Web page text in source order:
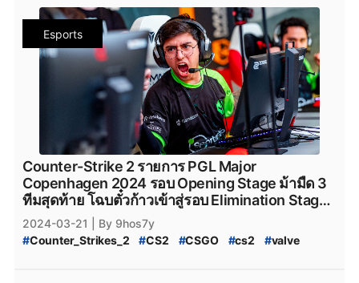
ข่าวหลุด_Counter_Strikes_2
Cloud9 #cloud9 #cloud9_cs2 #HEROIC #Heroic
heroic # Heroic_cs2 # Eternal_fire #Eternal_Fire
Eternal-Fire #Eternal_fire_cs2 #SAW # saw_cs2
SAW_cs2 #ECSTATIC #ECSTATIC_cs2
Imperial_Esports
Imperial_Esports_cs2
paiN_Gaming #paiN_Gaming_cs2 #GamerLegion
# Lynn_Vision #Lynn_Vision_cs2
#Legacy_cs2 # ENCE #Ence #ence
ENCE_cs2 #Apeks #Apeks_cs2 #The_mongolZ
#The_MongolZ_cs2 #FURIA_Esports #FURIA
#FURIA_CS2 #FURIA_Esports_cs2 #AMKAL_ESPORTS
#AMKAL_ESPORTS_cs2 #KOI #Movistar_KOI
Movistar_KOI_cs2
KOI_cs2
#CS2_Major_Championship
#CS2_Major_Championship_2024 #
9Pandas
CS2_Pick'EM #CS2_Pick'EM_Challenge
PGL_CS2_Major_Copenhagen_2024
CS2_Major_2024 #CS2_Major_Copenhagen_2024
CS2_Major #CS2_Hack #CS2_Hack_ระบาด
Counter_Strike_2_Hack #Counter_Strike_2_Wall_Hack
CS2_Hack_Disconnect #CS2_AIM #CS2_Wall
Hack #Steam #เกมsteam #
steam
fps #เกมfps #Natus_Vincere
NatusVincere navi #NAVI #ทีมnavi #MOUZ
#MOUZ_CS2 #mousesports #Team_Vitality
#team_vitality #TeamVitality #
Vitality_CS2
#FaZe_Clan #Faze_Clan #FaZe #fazeclan
#FaZe_Clan_CS2 #Team_Spirit # Team_Spirit_CS2
#team_spirit #VirtusPro
#Virtus.Pro_CS2 #Complexity_Gaming
Esports
Counter-Strike 2 รายการ PGL Major
Copenhagen 2024 รอบ Opening Stage ม้ามืด 3
ทีมสุดท้าย โฉบตั๋วก้าวเข้าสู่รอบ Elimination Stage
ไปด้วยสกอร์ 3-2
2024-03-21
| By 9hos7y
#Counter_Strikes_2 #CS2 #CSGO #cs2 #valve